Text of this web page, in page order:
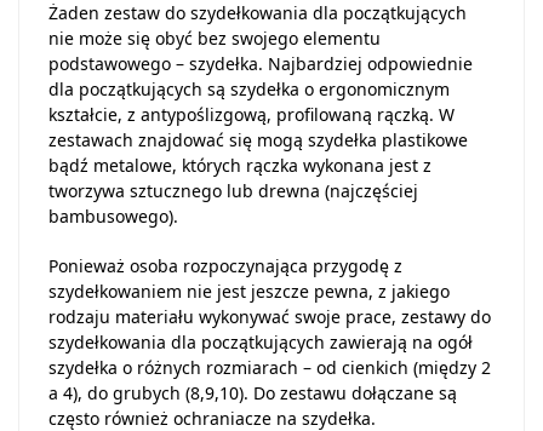
Żaden zestaw do szydełkowania dla początkujących
nie może się obyć bez swojego elementu
podstawowego – szydełka. Najbardziej odpowiednie
dla początkujących są szydełka o ergonomicznym
kształcie, z antypoślizgową, profilowaną rączką. W
zestawach znajdować się mogą szydełka plastikowe
bądź metalowe, których rączka wykonana jest z
tworzywa sztucznego lub drewna (najczęściej
bambusowego).
Ponieważ osoba rozpoczynająca przygodę z
szydełkowaniem nie jest jeszcze pewna, z jakiego
rodzaju materiału wykonywać swoje prace, zestawy do
szydełkowania dla początkujących zawierają na ogół
szydełka o różnych rozmiarach – od cienkich (między 2
a 4), do grubych (8,9,10). Do zestawu dołączane są
często również ochraniacze na szydełka.